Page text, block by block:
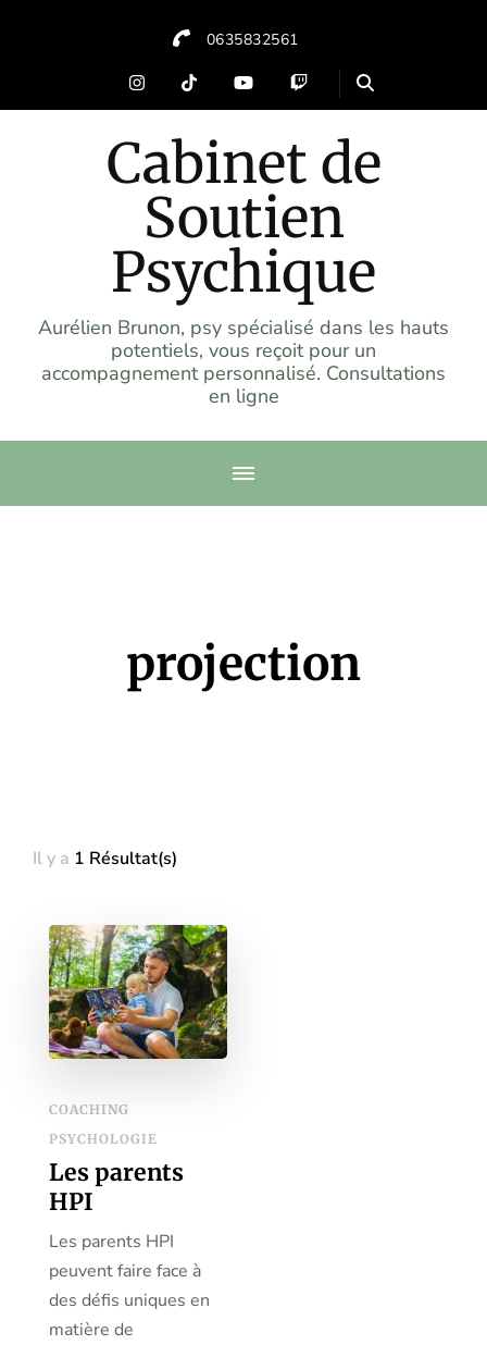
0635832561
Cabinet de
Soutien
Psychique
Aurélien Brunon, psy spécialisé dans les hauts
potentiels, vous reçoit pour un
accompagnement personnalisé. Consultations
en ligne
projection
Il y a 1 Résultat(s)
COACHING
PSYCHOLOGIE
Les parents
HPI
Les parents HPI
peuvent faire face à
des défis uniques en
matière de